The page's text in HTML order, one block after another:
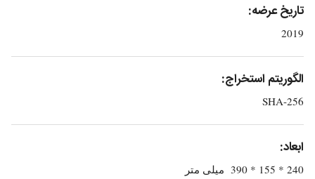
تاریخ عرضه:
2019
الگوریتم استخراج:
SHA-256
ابعاد:
240 * 155 * 390 میلی متر